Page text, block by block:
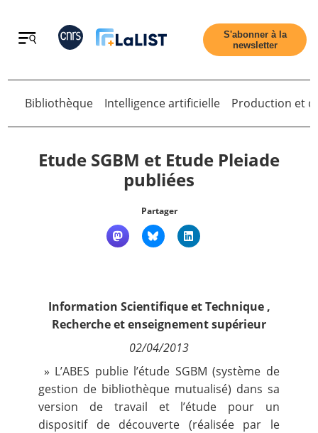
Retour
Contact
Nous suivre
S'abonner à la
newsletter
Retour
Bibliothèque Intelligence artificielle Production et
Etude SGBM et Etude Pleiade
publiées
Partager
Information Scientifique et Technique,
Recherche et enseignement supérieur
02/04/2013
» L’ABES publie l’étude SGBM (système de
gestion de bibliothèque mutualisé) dans sa
version de travail et l’étude pour un
dispositif de découverte (réalisée par le